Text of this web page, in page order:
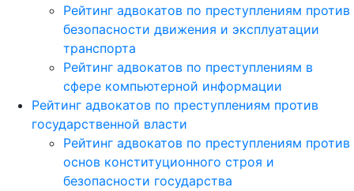
Рейтинг адвокатов по преступлениям против
безопасности движения и эксплуатации
транспорта
Рейтинг адвокатов по преступлениям в
сфере компьютерной информации
Рейтинг адвокатов по преступлениям против
государственной власти
Рейтинг адвокатов по преступлениям против
основ конституционного строя и
безопасности государства